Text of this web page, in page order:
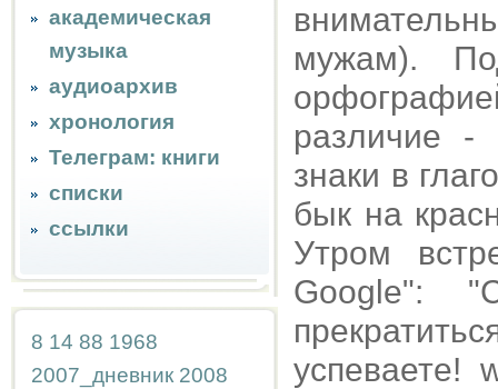
академическая
музыка
аудиоархив
хронология
Телеграм: книги
списки
ссылки
8 14 88 1968
2007_дневник 2008
мужам).
различие -
знаки в
бык на
Утром
Google":
успеваете!